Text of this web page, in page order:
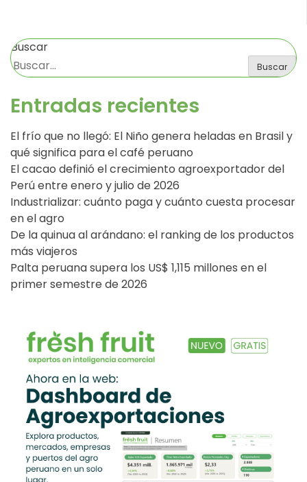
Buscar
Buscar
Entradas recientes
El frío que no llegó: El Niño genera heladas en Brasil y
qué significa para el café peruano
El cacao definió el crecimiento agroexportador del
Perú entre enero y julio de 2026
Industrializar: cuánto paga y cuánto cuesta procesar
en el agro
De la quinua al arándano: el ranking de los productos
más viajeros
Palta peruana supera los US$ 1,115 millones en el
primer semestre de 2026